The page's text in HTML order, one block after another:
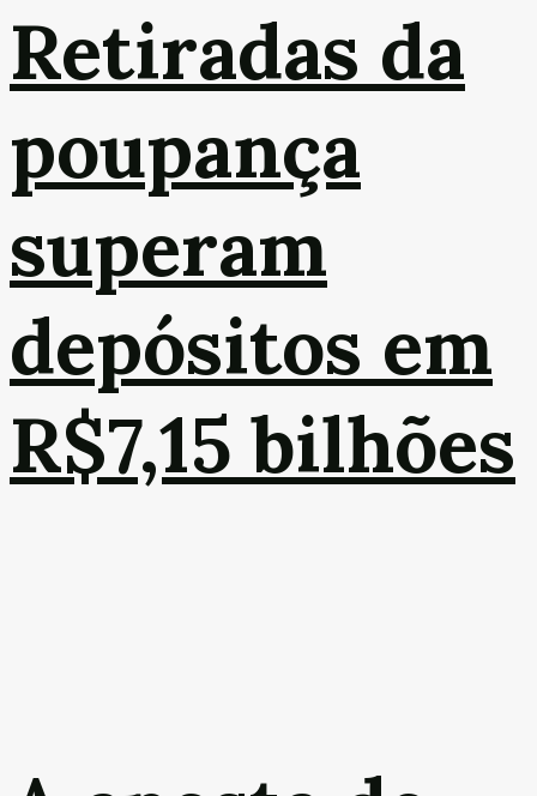
Retiradas da
poupança
superam
depósitos em
R$7,15 bilhões